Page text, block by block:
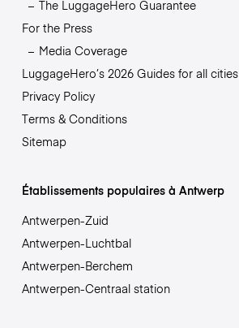
The LuggageHero Guarantee
For the Press
Media Coverage
LuggageHero’s 2026 Guides for all cities
Privacy Policy
Terms & Conditions
Sitemap
Établissements populaires à Antwerp
Antwerpen-Zuid
Antwerpen-Luchtbal
Antwerpen-Berchem
Antwerpen-Centraal station